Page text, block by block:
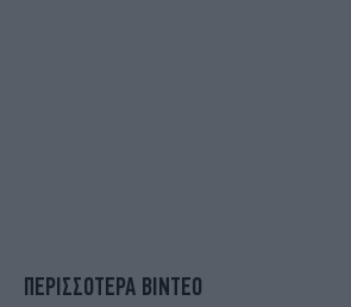
ΠΕΡΙΣΣΟΤΕΡΑ ΒΙΝΤΕΟ